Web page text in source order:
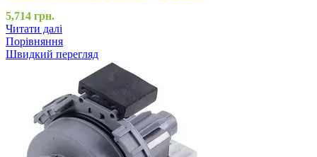
5,714 грн.
Читати далі
Порівняння
Швидкий перегляд